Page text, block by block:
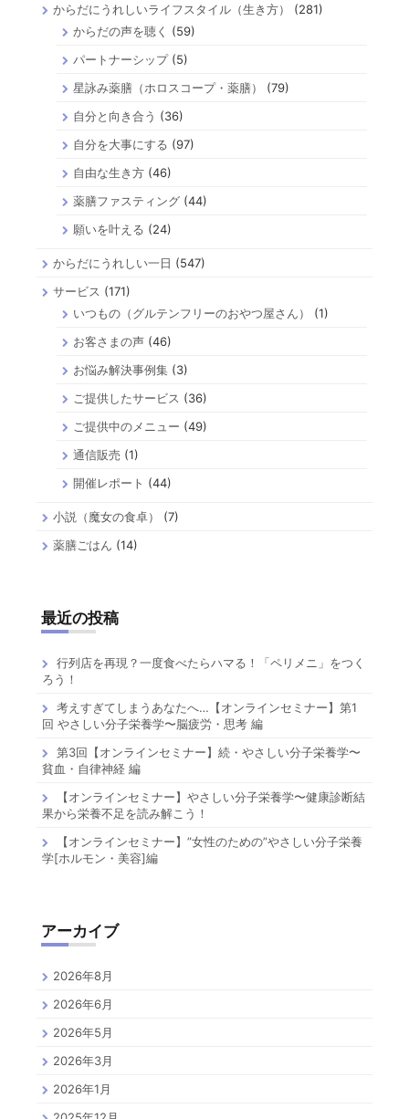
からだにうれしいライフスタイル（生き方）
(281)
からだの声を聴く
(59)
パートナーシップ(5)
星詠み薬膳（ホロスコープ・薬膳）
(79)
自分と向き合う (36)
自分を大事にする (97)
自由な生き方 (46)
薬膳ファスティング (44)
願いを叶える (24)
からだにうれしい一日 (547)
サービス (171)
いつもの（グルテンフリーのおやつ屋さん）
(1)
お客さまの声 (46)
お悩み解決事例集 (3)
ご提供したサービス (36)
ご提供中のメニュー (49)
通信販売 (1)
開催レポート (44)
小説（魔女の食卓）
(7)
薬膳ごはん (14)
最近の投稿
行列店を再現？一度食べたらハマる！「ペリメニ」をつく
ろう！
考えすぎてしまうあなたへ…【オンラインセミナー】第1
回 やさしい分子栄養学〜脳疲労・思考 編
第3回【オンラインセミナー】続・やさしい分子栄養学〜
貧血・自律神経 編
【オンラインセミナー】やさしい分子栄養学〜健康診断結
果から栄養不足を読み解こう！
【オンラインセミナー】”女性のための”やさしい分子栄養
学[ホルモン・美容]編
アーカイブ
2026年8月
2026年6月
2026年5月
2026年3月
2026年1月